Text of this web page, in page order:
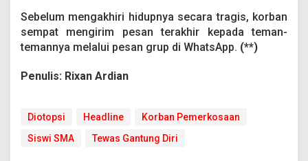
d
i
M
u
a
t
o
Sebelum mengakhiri hidupnya secara tragis, korban
sempat mengirim pesan terakhir kepada teman-
temannya melalui pesan grup di WhatsApp. (**)
Penulis: Rixan Ardian
Diotopsi Headline
Korban Pemerkosaan
Siswi SMA
Tewas Gantung Diri